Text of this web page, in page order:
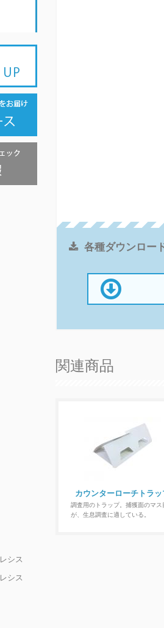
各種ダウンロー
関連商品
カウンターローチトラッ
調査用のトラップ。捕獲面のマス
が、生息調査に適している。
シス
シス